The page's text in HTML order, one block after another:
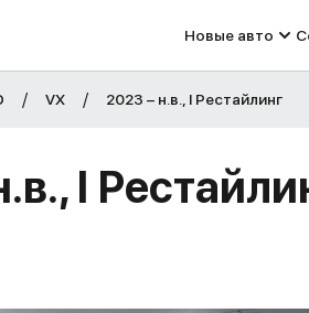
Новые авто
VX 2023 – н.в., I Рестайлинг
I